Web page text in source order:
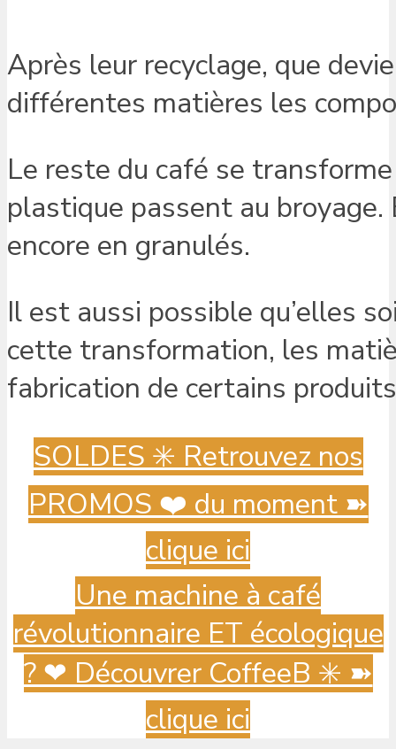
Après leur recyclage, que
différentes matières les
Le reste du café se
plastique passent au
encore en granulés.
Il est aussi possible qu’elles
cette transformation, les
fabrication de certains
SOLDES ✳️ Retrouvez nos
PROMOS ❤️ du moment ➽
clique ici
Une machine à café
révolutionnaire ET écologique
? ️❤ Découvrer CoffeeB ✳️ ➽
clique ici